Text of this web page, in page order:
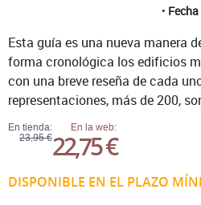
En tienda:
23,95 €
En la web:
22,75 €
DISPONIBLE EN EL PLAZO
Esta guía es una nueva manera
forma cronológica los edificios
con una breve reseña de cada
representaciones, más de 200,